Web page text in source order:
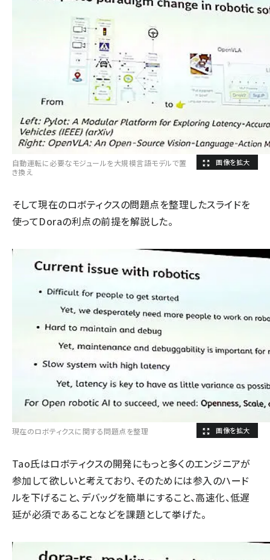
自動運転に必要なモジュールを大規模言語モデルで置
き換え
そして現在のロボティクスの問題点を整理したスライドを
使ってDoraの利点の前提を解説した。
現在のロボティクスに関する問題点を整理
Tao氏はロボティクスの開発にもっと多くのエンジニアが
参加して欲しいと考えており、そのためには参入のハード
ルを下げること、デバッグを簡単にすること、高速化、低遅
延が必須であることなどを課題として挙げた。